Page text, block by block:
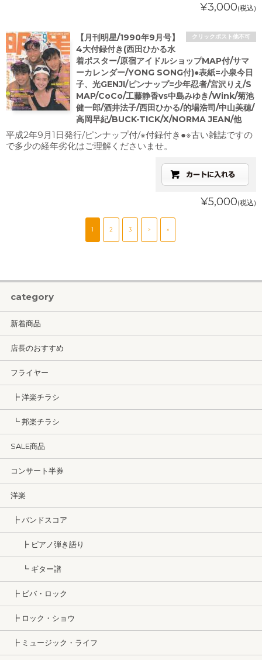
¥3,000(税込)
クリックポスト他不可
【月刊明星/1990年9月号】
4大付録付き(西田ひかる水
着ポスター/原宿アイドルショップMAP付/サマ
ーカレンダー/YONG SONG付)●表紙=小泉今日
子、光GENJI/ピンナップ=少年忍者/宮沢りえ/S
MAP/CoCo/工藤静香vs中島みゆき/Wink/菊池
健一郎/酒井法子/西田ひかる/的場浩司/中山美穂/
高岡早紀/BUCK-TICK/X/NORMA JEAN/他
平成2年9月1日発行/ピンナップ付/※付録付き●※古い雑誌ですの
で多少の経年劣化はご理解くださいませ。
¥5,000(税込)
1 2 3 > »
category
新着商品
店長のおすすめ
フライヤー
┣ 洋楽チラシ
┗ 邦楽チラシ
SALE商品
コンサート半券
洋楽
┣ バンドスコア
┣ ピアノ弾き語り
┗ ギター譜
┣ ビバ・ロック
┣ ロック・ショウ
┣ ミュージック・ライフ